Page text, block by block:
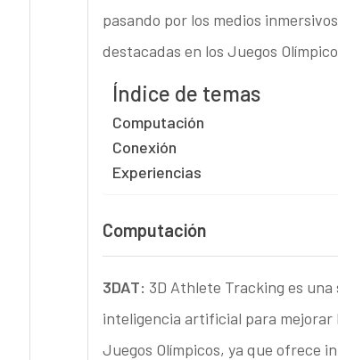
pasando por los medios
destacadas en los Juegos
Índice de temas
Computación
Conexión
Experiencias
Computación
3DAT: 3D Athlete Tracking es
inteligencia artificial para mejorar
Juegos Olímpicos, ya que ofrece